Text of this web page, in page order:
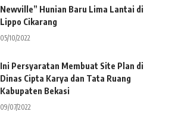
Newville” Hunian Baru Lima Lantai di
Lippo Cikarang
05/10/2022
Ini Persyaratan Membuat Site Plan di
Dinas Cipta Karya dan Tata Ruang
Kabupaten Bekasi
09/07/2022